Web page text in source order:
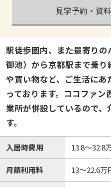
見学予約・資
駅徒歩圏内、また最寄り
御池）から京都駅まで乗
や買い物など、ご生活にあ
っております。ココファ
業所が併設しているので
す。
入居時費用 13.8～32.8
月額利用料 13～22.6万